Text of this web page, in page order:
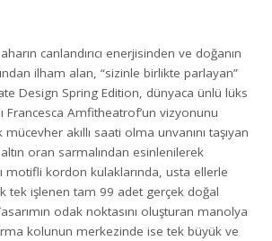
canlandırıcı enerjisinden ve doğanın
ilham alan, “sizinle birlikte parlayan”
Design Spring Edition, dünyaca ünlü lüks
Francesca Amfitheatrof’un vizyonunu
mücevher akıllı saati olma unvanını taşıyan
oran sarmalından esinlenilerek
motifli kordon kulaklarında, usta ellerle
tek işlenen tam 99 adet gerçek doğal
odak noktasını oluşturan manolya
kolunun merkezinde ise tek büyük ve